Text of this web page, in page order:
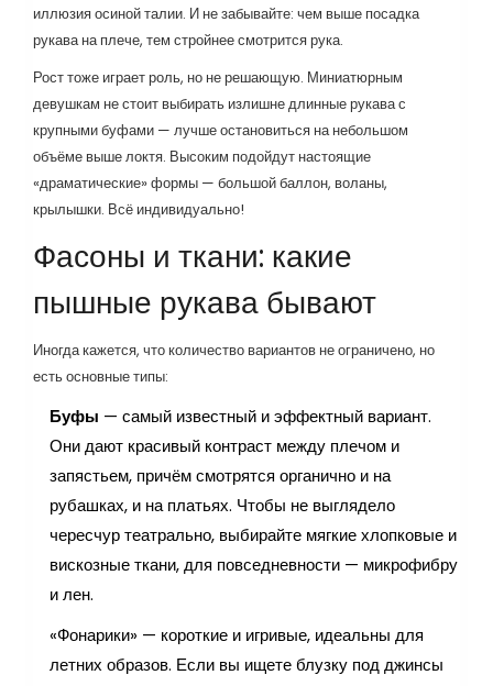
иллюзия осиной талии. И не забывайте: чем выше посадка
рукава на плече, тем стройнее смотрится рука.
Рост тоже играет роль, но не решающую. Миниатюрным
девушкам не стоит выбирать излишне длинные рукава с
крупными буфами — лучше остановиться на небольшом
объёме выше локтя. Высоким подойдут настоящие
«драматические» формы — большой баллон, воланы,
крылышки. Всё индивидуально!
Фасоны и ткани: какие
пышные рукава бывают
Иногда кажется, что количество вариантов не ограничено, но
есть основные типы:
Буфы — самый известный и эффектный вариант.
Они дают красивый контраст между плечом и
запястьем, причём смотрятся органично и на
рубашках, и на платьях. Чтобы не выглядело
чересчур театрально, выбирайте мягкие хлопковые и
вискозные ткани, для повседневности — микрофибру
и лен.
«Фонарики» — короткие и игривые, идеальны для
летних образов. Если вы ищете блузку под джинсы